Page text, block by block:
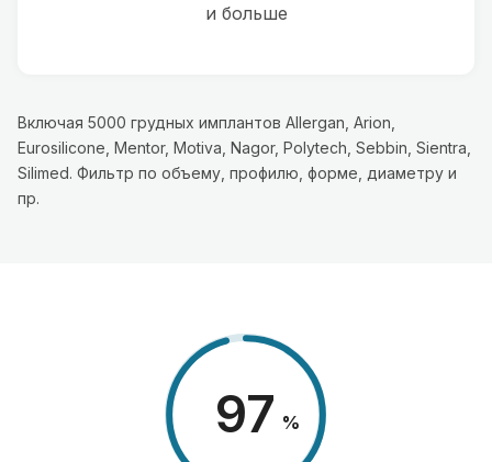
и больше
Включая 5000 грудных имплантов Allergan, Arion,
Eurosilicone, Mentor, Motiva, Nagor, Polytech, Sebbin, Sientra,
Silimed. Фильтр по объему, профилю, форме, диаметру и
пр.
98 %